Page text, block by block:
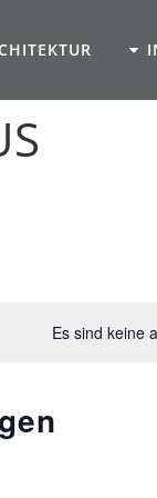
Es sind keine